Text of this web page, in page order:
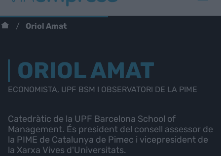
Oriol Amat
ORIOL AMAT
ECONOMISTA, UPF BSM I OBSERVATORI DE LA PIME
Catedràtic de la UPF Barcelona School of
Management. És president del consell assessor de
la PIME de Catalunya de Pimec i vicepresident de
la Xarxa Vives d'Universitats.